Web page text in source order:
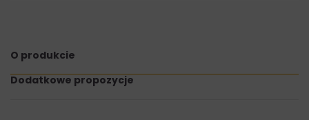
O produkcie
Dodatkowe propozycje